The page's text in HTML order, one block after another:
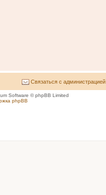
Связаться с администрацией
Software © phpBB Limited
phpBB